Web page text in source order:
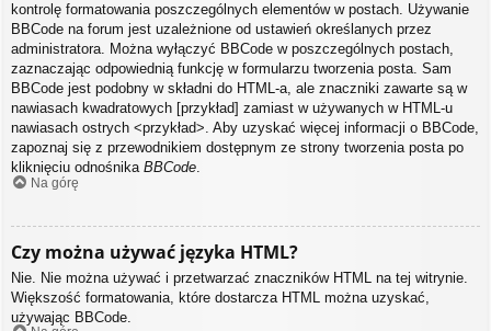
kontrolę formatowania poszczególnych elementów w postach. Używanie
BBCode na forum jest uzależnione od ustawień określanych przez
administratora. Można wyłączyć BBCode w poszczególnych postach,
zaznaczając odpowiednią funkcję w formularzu tworzenia posta. Sam
BBCode jest podobny w składni do HTML-a, ale znaczniki zawarte są w
nawiasach kwadratowych [przykład] zamiast w używanych w HTML-u
nawiasach ostrych <przykład>. Aby uzyskać więcej informacji o BBCode,
zapoznaj się z przewodnikiem dostępnym ze strony tworzenia posta po
kliknięciu odnośnika BBCode.
Na górę
Czy można używać języka HTML?
Nie. Nie można używać i przetwarzać znaczników HTML na tej witrynie.
Większość formatowania, które dostarcza HTML można uzyskać,
używając BBCode.